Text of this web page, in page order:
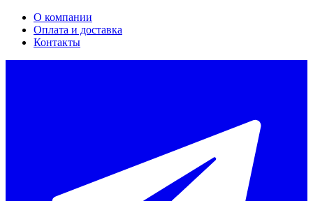
О компании
Оплата и доставка
Контакты